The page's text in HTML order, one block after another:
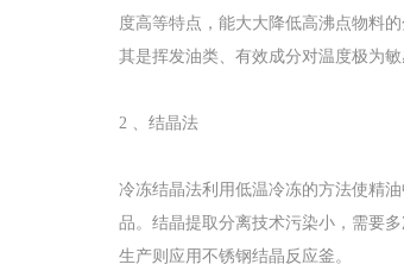
度高等特点，能大大降低高沸点物料
其是挥发油类、有效成分对温度极为敏
2 、结晶法
冷冻结晶法利用低温冷冻的方法使精
品。结晶提取分离技术污染小，需要
生产则应用不锈钢结晶反应釜。